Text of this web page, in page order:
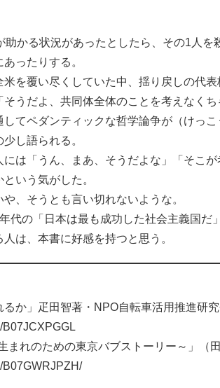
かる状況があったとしたら、その1人を
ったりする。
を覆い尽くしていた中、揺り戻しの代表
うだよ、共同体全体のことを考えなくち
てペダンティックな哲学論争が（けっ
し語られる。
は「うん、まあ、そうだよな」「そこ
いう気がした。
、そうとも言い切れないような。
代の「日本は最も成功した社会主義国だ
は、本書に好感を持つと思う。
るか」疋田智著・NPO自転車活用推進研
B07JCXPGGL
まれのための東京バブストーリー～」（
B07GWRJPZH/